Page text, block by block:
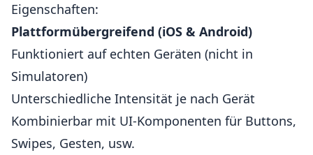
Eigenschaften:
Plattformübergreifend (iOS & Android)
Funktioniert auf echten Geräten (nicht in
Simulatoren)
Unterschiedliche Intensität je nach Gerät
Kombinierbar mit UI-Komponenten für Buttons,
Swipes, Gesten, usw.